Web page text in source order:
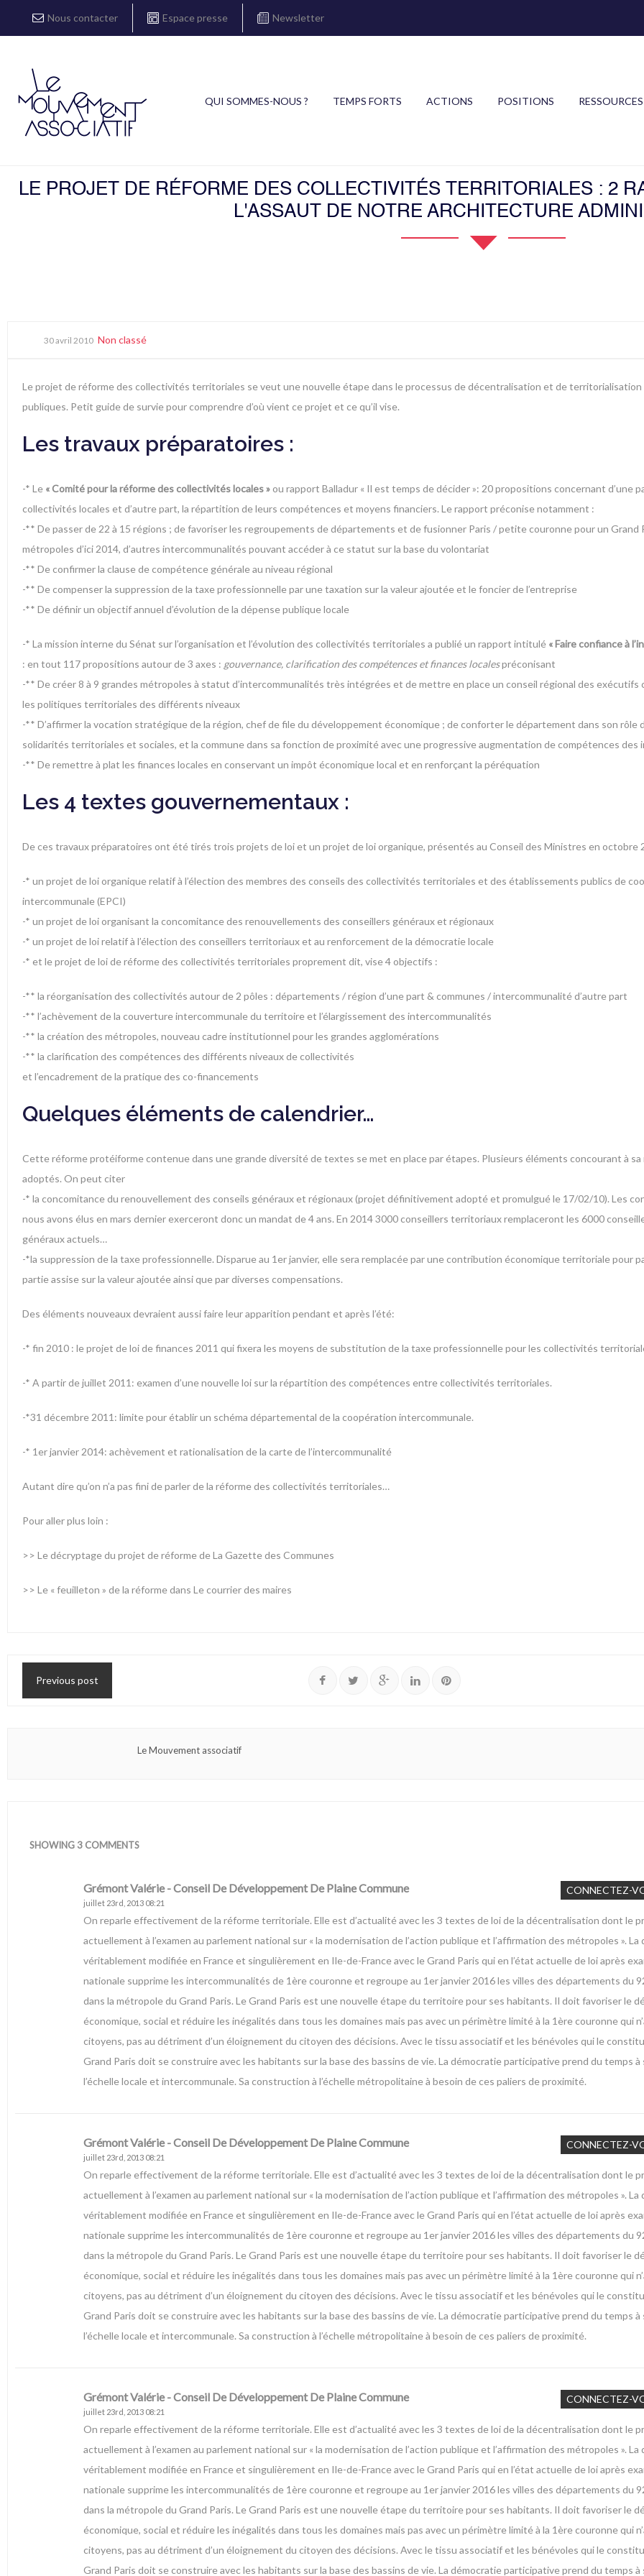
Nous contacter Espace presse Newsletter
QUI SOMMES-NOUS ? TEMPS FORTS ACTIONS POSITIONS RESSOURCES
LE PROJET DE RÉFORME DES COLLECTIVITÉS TERRITORIALES : 2
L'ASSAUT DE NOTRE ARCHITECTURE
30 avril 2010 Non classé
Le projet de réforme des collectivités territoriales se veut une nouvelle étape dans le processus de décentralisation et de
publiques. Petit guide de survie pour comprendre d’où vient ce projet et ce qu’il vise.
Les travaux préparatoires :
-* Le « Comité pour la réforme des collectivités locales » ou rapport Balladur « Il est temps de décider»: 20 propositions concernant d’une
collectivités locales et d’autre part, la répartition de leurs compétences et moyens financiers. Le rapport préconise notamment :
-** De passer de 22 à 15 régions ; de favoriser les regroupements de départements et de fusionner Paris / petite couronne pour un Grand
métropoles d’ici 2014, d’autres intercommunalités pouvant accéder à ce statut sur la base du volontariat
-** De confirmer la clause de compétence générale au niveau régional
-** De compenser la suppression de la taxe professionnelle par une taxation sur la valeur ajoutée et le foncier de l’entreprise
-** De définir un objectif annuel d’évolution de la dépense publique locale
-* La mission interne du Sénat sur l’organisation et l’évolution des collectivités territoriales a publié un rapport intitulé «Faire confiance à
: en tout 117 propositions autour de 3 axes : gouvernance, clarification des compétences et finances localespréconisant
-** De créer 8 à 9 grandes métropoles à statut d’intercommunalités très intégrées et de mettre en place un conseil régional des exécutifs
les politiques territoriales des différents niveaux
-** D’affirmer la vocation stratégique de la région, chef de file du développement économique ; de conforter le département dans son rôle
solidarités territoriales et sociales, et la commune dans sa fonction de proximité avec une progressive augmentation de compétences des
-** De remettre à plat les finances locales en conservant un impôt économique local et en renforçant la péréquation
Les 4 textes gouvernementaux :
De ces travaux préparatoires ont été tirés trois projets de loi et un projet de loi organique, présentés au Conseil des Ministres en octobre
-* un projet de loi organique relatif à l’élection des membres des conseils des collectivités territoriales et des établissements publics de
intercommunale (EPCI)
-* un projet de loi organisant la concomitance des renouvellements des conseillers généraux et régionaux
-* un projet de loi relatif à l’élection des conseillers territoriaux et au renforcement de la démocratie locale
-* et le projet de loi de réforme des collectivités territoriales proprement dit, vise 4 objectifs :
-** la réorganisation des collectivités autour de 2 pôles : départements / région d’une part & communes / intercommunalité d’autre part
-** l’achèvement de la couverture intercommunale du territoire et l’élargissement des intercommunalités
-** la création des métropoles, nouveau cadre institutionnel pour les grandes agglomérations
-** la clarification des compétences des différents niveaux de collectivités
et l’encadrement de la pratique des co-financements
Quelques éléments de calendrier…
Cette réforme protéiforme contenue dans une grande diversité de textes se met en place par étapes. Plusieurs éléments concourant à
adoptés. On peut citer
-* la concomitance du renouvellement des conseils généraux et régionaux (projet définitivement adopté et promulgué le 17/02/10). Les
nous avons élus en mars dernier exerceront donc un mandat de 4 ans. En 2014 3000 conseillers territoriaux remplaceront les 6000
généraux actuels…
-*la suppression de la taxe professionnelle. Disparue au 1er janvier, elle sera remplacée par une contribution économique territoriale pour
partie assise sur la valeur ajoutée ainsi que par diverses compensations.
Des éléments nouveaux devraient aussi faire leur apparition pendant et après l’été:
-* fin 2010 : le projet de loi de finances 2011 qui fixera les moyens de substitution de la taxe professionnelle pour les collectivités
-* A partir de juillet 2011: examen d’une nouvelle loi sur la répartition des compétences entre collectivités territoriales.
-*31 décembre 2011: limite pour établir un schéma départemental de la coopération intercommunale.
-* 1er janvier 2014: achèvement et rationalisation de la carte de l’intercommunalité
Autant dire qu’on n’a pas fini de parler de la réforme des collectivités territoriales…
Pour aller plus loin :
>> Ledécryptage du projet de réforme de La Gazette des Communes
>> Le « feuilleton » de la réforme dans Le courrier des maires
Previous post
Le Mouvement associatif
SHOWING 3 COMMENTS
Grémont Valérie - Conseil De Développement De Plaine Commune
juillet 23rd, 2013 08:21
CONNECTEZ-
On reparle effectivement de la réforme territoriale. Elle est d’actualité avec les 3 textes de loi de la décentralisation dont le
actuellement à l’examen au parlement national sur « la modernisation de l’action publique et l’affirmation des métropoles ».
véritablement modifiée en France et singulièrement en Ile-de-France avec le Grand Paris qui en l’état actuelle de loi après
nationale supprime les intercommunalités de 1ère couronne et regroupe au 1er janvier 2016 les villes des départements du
dans la métropole du Grand Paris. Le Grand Paris est une nouvelle étape du territoire pour ses habitants. Il doit favoriser le
économique, social et réduire les inégalités dans tous les domaines mais pas avec un périmètre limité à la 1ère couronne qui
citoyens, pas au détriment d’un éloignement du citoyen des décisions. Avec le tissu associatif et les bénévoles qui le
Grand Paris doit se construire avec les habitants sur la base des bassins de vie. La démocratie participative prend du temps
l’échelle locale et intercommunale. Sa construction à l’échelle métropolitaine à besoin de ces paliers de proximité.
Grémont Valérie - Conseil De Développement De Plaine Commune
juillet 23rd, 2013 08:21
CONNECTEZ-
On reparle effectivement de la réforme territoriale. Elle est d’actualité avec les 3 textes de loi de la décentralisation dont le
actuellement à l’examen au parlement national sur « la modernisation de l’action publique et l’affirmation des métropoles ».
véritablement modifiée en France et singulièrement en Ile-de-France avec le Grand Paris qui en l’état actuelle de loi après
nationale supprime les intercommunalités de 1ère couronne et regroupe au 1er janvier 2016 les villes des départements du
dans la métropole du Grand Paris. Le Grand Paris est une nouvelle étape du territoire pour ses habitants. Il doit favoriser le
économique, social et réduire les inégalités dans tous les domaines mais pas avec un périmètre limité à la 1ère couronne qui
citoyens, pas au détriment d’un éloignement du citoyen des décisions. Avec le tissu associatif et les bénévoles qui le
Grand Paris doit se construire avec les habitants sur la base des bassins de vie. La démocratie participative prend du temps
l’échelle locale et intercommunale. Sa construction à l’échelle métropolitaine à besoin de ces paliers de proximité.
Grémont Valérie - Conseil De Développement De Plaine Commune
juillet 23rd, 2013 08:21
CONNECTEZ-
On reparle effectivement de la réforme territoriale. Elle est d’actualité avec les 3 textes de loi de la décentralisation dont le
actuellement à l’examen au parlement national sur « la modernisation de l’action publique et l’affirmation des métropoles ».
véritablement modifiée en France et singulièrement en Ile-de-France avec le Grand Paris qui en l’état actuelle de loi après
nationale supprime les intercommunalités de 1ère couronne et regroupe au 1er janvier 2016 les villes des départements du
dans la métropole du Grand Paris. Le Grand Paris est une nouvelle étape du territoire pour ses habitants. Il doit favoriser le
économique, social et réduire les inégalités dans tous les domaines mais pas avec un périmètre limité à la 1ère couronne qui
citoyens, pas au détriment d’un éloignement du citoyen des décisions. Avec le tissu associatif et les bénévoles qui le
Grand Paris doit se construire avec les habitants sur la base des bassins de vie. La démocratie participative prend du temps